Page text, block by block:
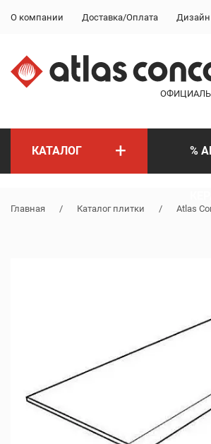
О компании Доставка/Оплата Дизайн
КАТАЛОГ + %
Главная / Каталог плитки / Atlas